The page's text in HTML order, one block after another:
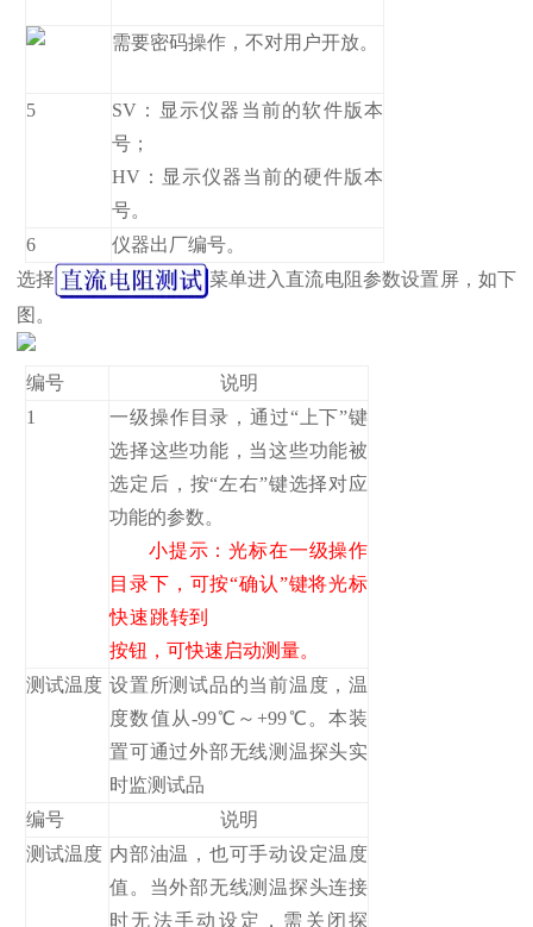
需要密码操作，不对用户开放。
5
SV：显示仪器当前的软件版本
号；
HV：显示仪器当前的硬件版本
号。
6
仪器出厂编号。
选择
菜单进入直流电阻参数设置屏，如下
图。
编号
说明
1
一级操作目录，通过“上下”键
选择这些功能，当这些功能被
选定后，按“左右”键选择对应
功能的参数。
小提示：光标在一级操作
目录下，可按“确认”键将光标
快速跳转到
按钮，可快速启动测量。
测试温度 设置所测试品的当前温度，温
度数值从-99℃～+99℃。本装
置可通过外部无线测温探头实
时监测试品
编号
说明
测试温度 内部油温，也可手动设定温度
值。当外部无线测温探头连接
时无法手动设定，需关闭探